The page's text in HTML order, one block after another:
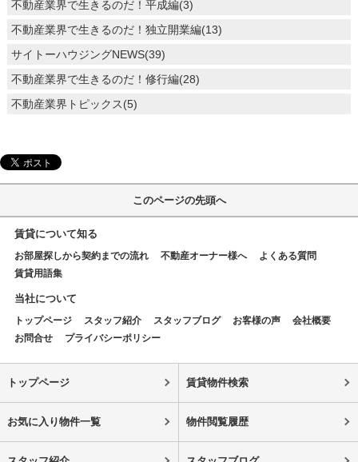
不動産業界で生きるのだ！平成編(3)
不動産業界で生きるのだ！独立開業編(13)
サイトーハウジングNEWS(39)
不動産業界で生きるのだ！修行編(28)
不動産業界トピックス(5)
このページの先頭へ
賃貸について知る
お部屋探しから契約までの流れ 不動産オーナー様へ
よくある質問
賃貸用語集
当社について
トップページ スタッフ紹介 スタッフブログ お客様の声
会社概要
お問合せ
プライバシーポリシー
トップページ 賃貸物件検索
お気に入り物件一覧 物件閲覧履歴